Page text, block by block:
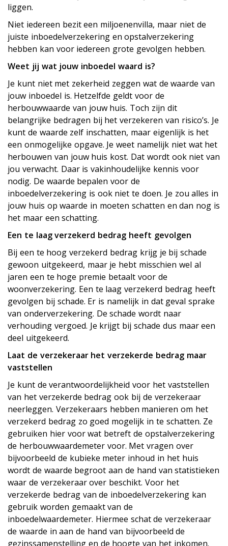
liggen.
Niet iedereen bezit een miljoenenvilla, maar niet de
juiste inboedelverzekering en opstalverzekering
hebben kan voor iedereen grote gevolgen hebben.
Weet jij wat jouw inboedel waard is?
Je kunt niet met zekerheid zeggen wat de waarde van
jouw inboedel is. Hetzelfde geldt voor de
herbouwwaarde van jouw huis. Toch zijn dit
belangrijke bedragen bij het verzekeren van risico’s. Je
kunt de waarde zelf inschatten, maar eigenlijk is het
een onmogelijke opgave. Je weet namelijk niet wat het
herbouwen van jouw huis kost. Dat wordt ook niet van
jou verwacht. Daar is vakinhoudelijke kennis voor
nodig. De waarde bepalen voor de
inboedelverzekering is ook niet te doen. Je zou alles in
jouw huis op waarde in moeten schatten en dan nog is
het maar een schatting.
Een te laag verzekerd bedrag heeft gevolgen
Bij een te hoog verzekerd bedrag krijg je bij schade
gewoon uitgekeerd, maar je hebt misschien wel al
jaren een te hoge premie betaalt voor de
woonverzekering. Een te laag verzekerd bedrag heeft
gevolgen bij schade. Er is namelijk in dat geval sprake
van onderverzekering. De schade wordt naar
verhouding vergoed. Je krijgt bij schade dus maar een
deel uitgekeerd.
Laat de verzekeraar het verzekerde bedrag maar
vaststellen
Je kunt de verantwoordelijkheid voor het vaststellen
van het verzekerde bedrag ook bij de verzekeraar
neerleggen. Verzekeraars hebben manieren om het
verzekerd bedrag zo goed mogelijk in te schatten. Ze
gebruiken hier voor wat betreft de opstalverzekering
de herbouwwaardemeter voor. Met vragen over
bijvoorbeeld de kubieke meter inhoud in het huis
wordt de waarde begroot aan de hand van statistieken
waar de verzekeraar over beschikt. Voor het
verzekerde bedrag van de inboedelverzekering kan
gebruik worden gemaakt van de
inboedelwaardemeter. Hiermee schat de verzekeraar
de waarde in aan de hand van bijvoorbeeld de
gezinssamenstelling en de hoogte van het inkomen.